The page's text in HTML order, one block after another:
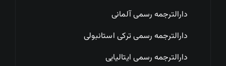
دارالترجمه رسمی آلمانی
دارالترجمه رسمی ترکی استانبولی
دارالترجمه رسمی ایتالیایی